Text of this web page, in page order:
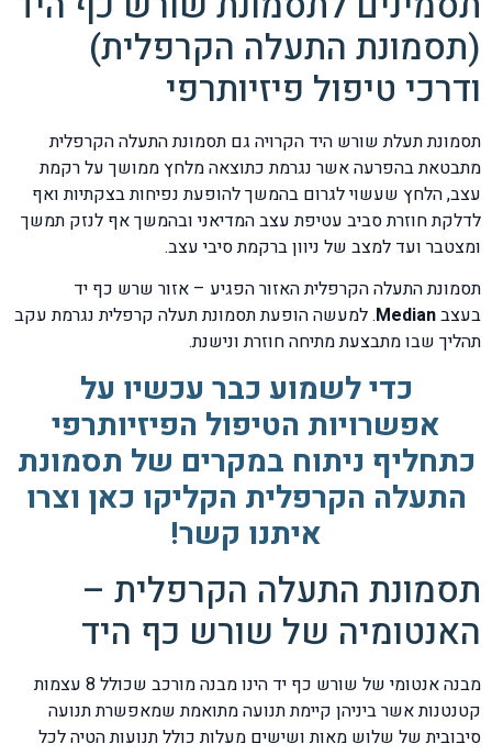
(תסמונת התעלה הקרפלית)
ודרכי טיפול פיזיותרפי
תסמונת תעלת שורש היד הקרויה גם תסמונת התעלה הקרפלית
מתבטאת בהפרעה אשר נגרמת כתוצאה מלחץ ממושך על רקמת
עצב, הלחץ שעשוי לגרום בהמשך להופעת נפיחות בצקתיות ואף
לדלקת חוזרת סביב עטיפת עצב המדיאני ובהמשך אף לנזק תמשך
ומצטבר ועד למצב של ניוון ברקמת סיבי עצב.
תסמונת התעלה הקרפלית האזור הפגיע – אזור שרש כף יד
בעצב
. למעשה הופעת תסמונת תעלה קרפלית נגרמת עקב
תהליך שבו מתבצעת מתיחה חוזרת ונישנת.
כדי לשמוע כבר עכשיו על
אפשרויות הטיפול הפיזיותרפי
כתחליף ניתוח במקרים של תסמונת
התעלה הקרפלית הקליקו כאן וצרו
איתנו קשר!
תסמונת התעלה הקרפלית –
האנטומיה של שורש כף היד
מבנה אנטומי של שורש כף יד הינו מבנה מורכב שכולל 8 עצמות
קטנטנות אשר ביניהן קיימת תנועה מתואמת שמאפשרת תנועה
סיבובית של שלוש מאות ושישים מעלות כולל תנועות הטיה לכל